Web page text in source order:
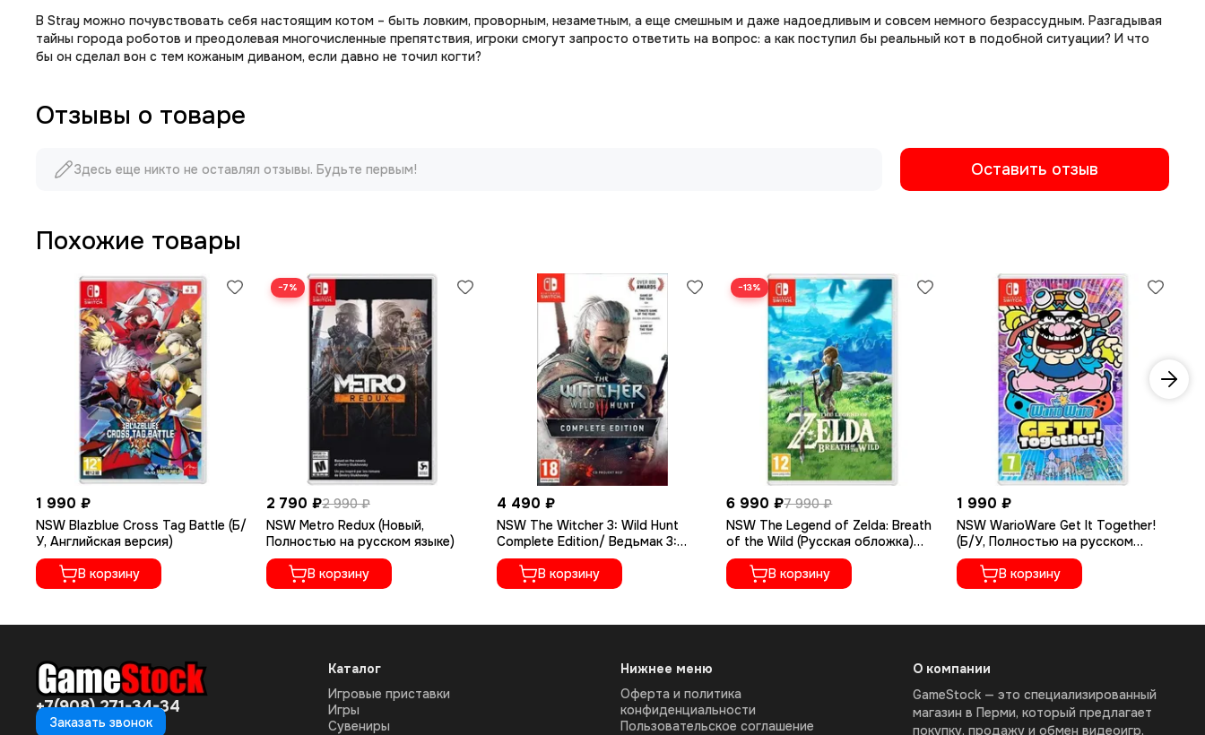
В Stray можно почувствовать себя настоящим котом – быть ловким, проворным, незаметным, а еще смешным и даже надоедливым и совсем немного безрассудным. Разгадывая
тайны города роботов и преодолевая многочисленные препятствия, игроки смогут запросто ответить на вопрос: а как поступил бы реальный кот в подобной ситуации? И что
бы он сделал вон с тем кожаным диваном, если давно не точил когти?
Отзывы о товаре
Здесь еще никто не оставлял отзывы. Будьте первым! Оставить отзыв
Похожие товары
1 990 ₽
NSW Blazblue Cross Tag Battle (Б/
У, Английская версия)
В корзину
−7%
2 790 ₽2 990 ₽
NSW Metro Redux (Новый,
Полностью на русском языке)
В корзину
4 490 ₽
NSW The Witcher 3: Wild Hunt
Complete Edition/ Ведьмак 3:
Дикая охота (Б/У, Полностью на
русском языке)
В корзину
−13%
6 990 ₽7 990 ₽
NSW The Legend of Zelda: Breath
of the Wild (Русская обложка)
(Новый, Полностью на русском
языке)В корзину
1 990 ₽
NSW WarioWare Get It Together!
(Б/У, Полностью на русском
языке)
В корзину
+7(908) 271-34-34
Заказать звонок
Каталог
Игровые приставки
Игры
Сувениры
Нижнее меню
Оферта и политика
конфиденциальности
Пользовательское соглашение
О компании
GameStock — это специализированный
магазин в Перми, который предлагает
покупку, продажу и обмен видеоигр,